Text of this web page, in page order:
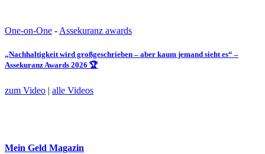
One-on-One -Assekuranz awards
„Nachhaltigkeit wird großgeschrieben – aber kaum jemand sieht es“ –
Assekuranz Awards 2026 🏆
zum Video | alle Videos
Mein Geld Magazin